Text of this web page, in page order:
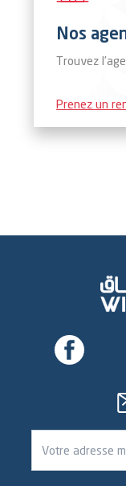
Nos
Trouvez
Prenez un